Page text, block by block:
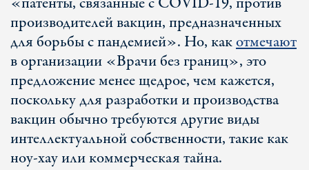
производителей вакцин, предназначенных
для борьбы с пандемией». Но, какотмечают
в организации «Врачи без границ», это
предложение менее щедрое, чем кажется,
поскольку для разработки и производства
вакцин обычно требуются другие виды
интеллектуальной собственности, такие как
ноу-хау или коммерческая тайна.